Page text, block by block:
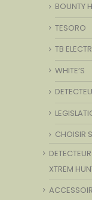
BOUNTY
TESORO
TB
WHITE’S
CHOISIR
XTREM